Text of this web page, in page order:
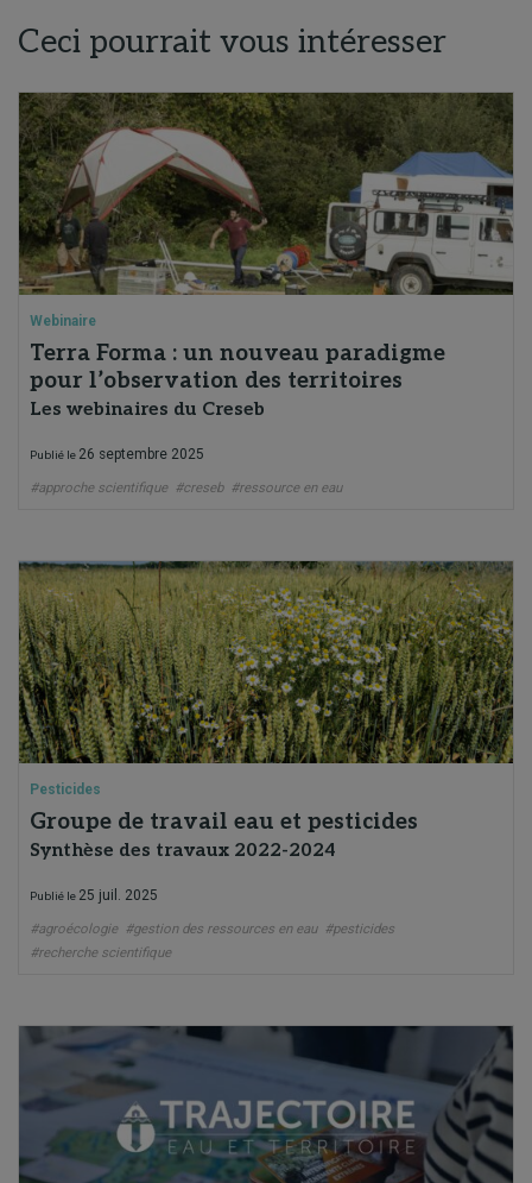
Ceci pourrait vous intéresser
Webinaire
Terra Forma : un nouveau paradigme
pour l’observation des territoires
Les webinaires du Creseb
Publié le 26 septembre 2025
#approche scientifique #creseb #ressource en eau
Pesticides
Groupe de travail eau et pesticides
Synthèse des travaux 2022-2024
Publié le 25 juil. 2025
#agroécologie #gestion des ressources en eau #pesticides
#recherche scientifique